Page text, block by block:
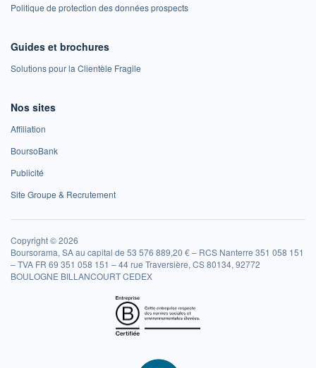
Politique de protection des données prospects
Guides et brochures
Solutions pour la Clientèle Fragile
Nos sites
Affiliation
BoursoBank
Publicité
Site Groupe & Recrutement
Copyright © 2026
Boursorama, SA au capital de 53 576 889,20 € – RCS Nanterre 351 058 151
– TVA FR 69 351 058 151 – 44 rue Traversière, CS 80134, 92772
BOULOGNE BILLANCOURT CEDEX